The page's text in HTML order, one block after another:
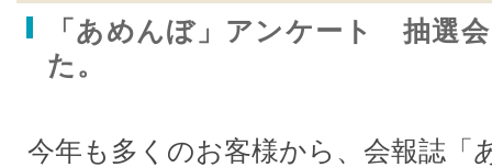
「あめんぼ」アンケート 抽選
た。
今年も多くのお客様から、会報誌「